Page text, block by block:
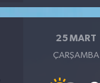
25 MART
ÇARŞAMBA